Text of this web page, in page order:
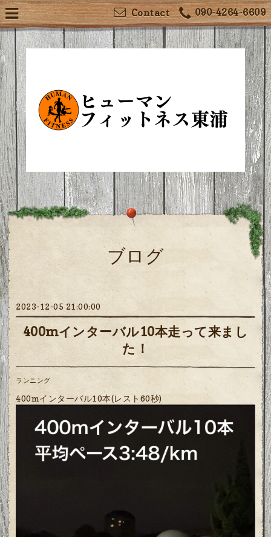
090-4264-6609
Contact
ブログ
2023-12-05 21:00:00
400mインターバル10本走って来まし
た！
ランニング
400mインターバル10本(レスト60秒)